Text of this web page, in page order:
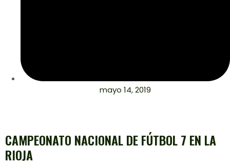
mayo 14, 2019
CAMPEONATO NACIONAL DE FÚTBOL 7 EN LA
RIOJA